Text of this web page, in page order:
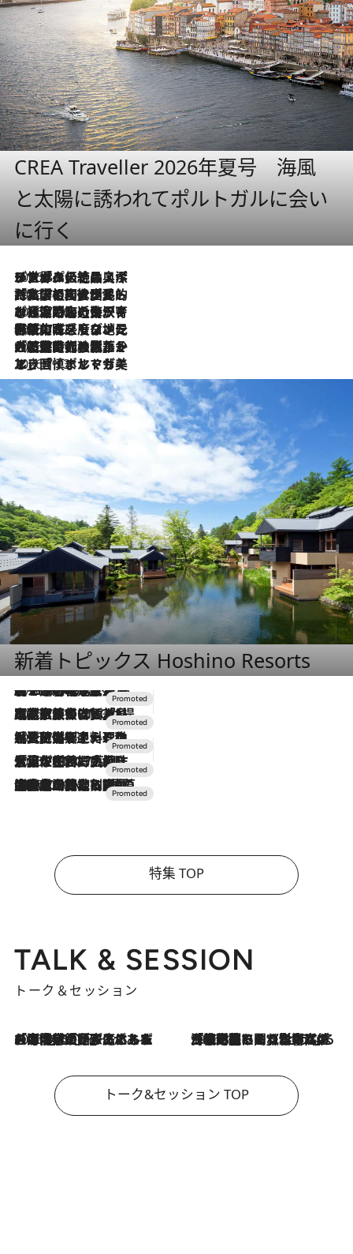
CREA Traveller 2026年夏号 海風
と太陽に誘われてポルトガルに会い
に行く
2026.8.8
リスボンの絶品スイーツ「パステル・デ・ナタ」とは？ポルトガル伝統の奥深い世界へ
2026.7.27
「私の祖国はポルトガル語です」国民的詩人フェルナンド・ペソアと、彼が愛した文学の街を歩く
2026.7.26
ポルトガル近海が育む極上の海の幸。キリリと冷えた白ワインと愉しむ、シーフード専門店の贅沢
2026.7.22
伝統の味をモダンに昇華。高感度な地元客が集う、リスボンの最旬ガストロノミー
2026.7.21
大航海時代の栄華から、震災、独裁、そして革命へ。ポルトガル・首都リスボンの石畳に刻まれた「歴史の光と影」
2026.7.13
エッセイ・ヤマザキマリ「慎ましくも美しき国 ポルトガル」
新着トピックス Hoshino Resorts
2026.8.7
【トンボの足水浴】ヒノキの香りに包まれて涼感マックス！約13℃の湧水かけ流しを避暑地「星野温泉 トンボの湯」で体験
2026.7.31
【ホテル帰省】という選択肢をOMOが提案。家族とほどよい距離を保つには「昼は実家、夜は気兼ねなくホテルで！」
2026.7.24
【夏限定ディナーコース】旬を迎える稚鮎や花ズッキーニなどをイタリア・トスカーナの郷土料理の手法で満喫！
2026.7.17
「土佐和ハーブかき氷」がOMO7高知に登場！生姜、山椒、大葉など目にも舌にも涼を呼ぶ郷土の味
2026.7.10
NEW OPEN！【界 草津】名湯の地に誕生。趣の異なる2種の温泉と上州ならではの会席・蕎麦割烹など美食を味わう究極の癒やし旅
特集 TOP
TALK & SESSION
トーク＆セッション
2026.8.3
「今後値上げがあるとすれば…」「リスクがあるのは今年の冬」エネルギー専門家が語る、ホルムズ海峡封鎖が家庭にもたらす“ある心配” 2026.8.3
「住宅建てられない…」「サーチャージ料の高値が続いている」ホルムズ海峡封鎖による影響はいつまで続く？《エネルギー専門家に聞く“どうなる日本の暮らし”》
トーク&セッション TOP